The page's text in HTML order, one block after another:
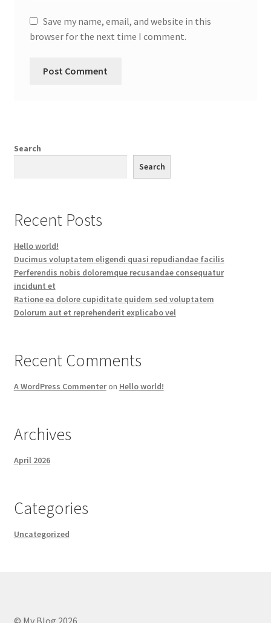
Save my name, email, and website in this
browser for the next time I comment.
Search
Search
Recent Posts
Hello world!
Ducimus voluptatem eligendi quasi repudiandae facilis
Perferendis nobis doloremque recusandae consequatur
incidunt et
Ratione ea dolore cupiditate quidem sed voluptatem
Dolorum aut et reprehenderit explicabo vel
Recent Comments
A WordPress Commenteron Hello world!
Archives
April 2026
Categories
Uncategorized
© My Blog 2026